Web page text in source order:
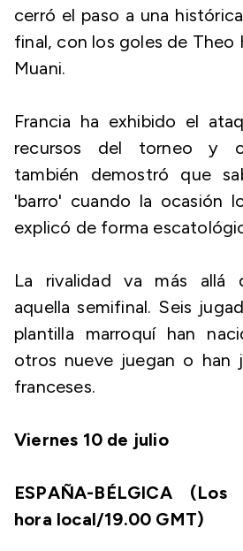
cerró el paso a una
final, con los goles de Theo
Muani.
Francia ha exhibido el
recursos del torneo y
también demostró que
'barro' cuando la ocasión
explicó de forma
La rivalidad va más allá
aquella semifinal. Seis
plantilla marroquí han
otros nueve juegan o han
franceses.
Viernes 10 de julio
ESPAÑA-BÉLGICA
hora local/19.00 GMT)